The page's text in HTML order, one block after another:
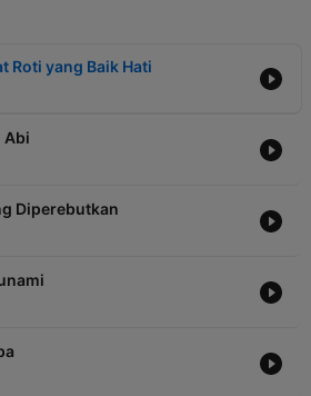
Roti yang Baik Hati
Abi
Diperebutkan